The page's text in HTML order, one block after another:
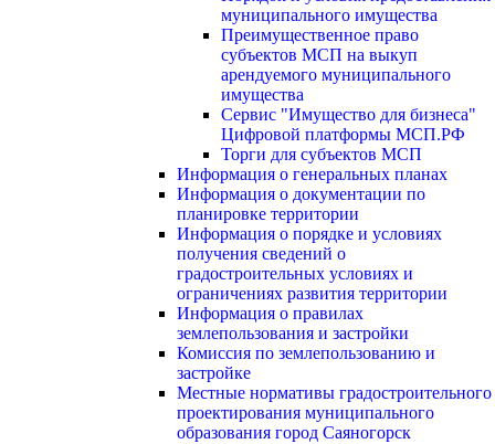
муниципального имущества
Преимущественное право
субъектов МСП на выкуп
арендуемого муниципального
имущества
Сервис "Имущество для бизнеса"
Цифровой платформы МСП.РФ
Торги для субъектов МСП
Информация о генеральных планах
Информация о документации по
планировке территории
Информация о порядке и условиях
получения сведений о
градостроительных условиях и
ограничениях развития территории
Информация о правилах
землепользования и застройки
Комиссия по землепользованию и
застройке
Местные нормативы градостроительного
проектирования муниципального
образования город Саяногорск